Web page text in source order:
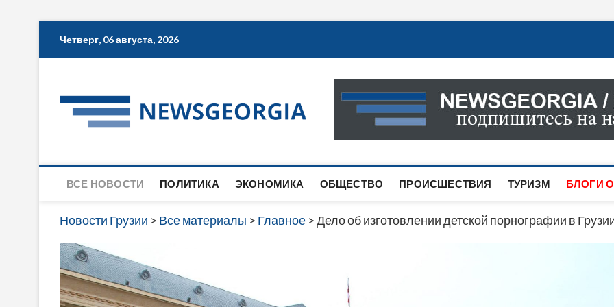
Четверг, 06 августа, 2026
Новости Грузии
САМАЯ АКТУАЛЬНАЯ ИНФОРМАЦИЯ О СОБЫТИЯХ
САЙТЕ ВЫ НАЙДЕТЕ НОВОСТИ ПОЛИТИКИ,
ВСЕ НОВОСТИ ПОЛИТИКА ЭКОНОМИКА ОБЩЕСТВО ПРОИСШЕСТВИЯ ТУРИЗМ БЛОГИ
Новости Грузии > Все материалы > Главное >Дело об изготовлении детской порнографии в